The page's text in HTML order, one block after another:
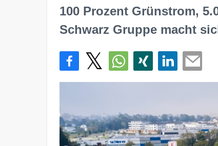
100 Prozent Grünstrom,
Schwarz Gruppe macht